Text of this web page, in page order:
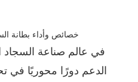
في عالم صناعة السجاد
الدعم دورًا محوريًا في